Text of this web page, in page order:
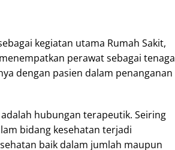
kegiatan utama Rumah Sakit,
perawat sebagai tenaga
dengan pasien dalam penanganan
hubungan terapeutik. Seiring
bidang kesehatan terjadi
baik dalam jumlah maupun